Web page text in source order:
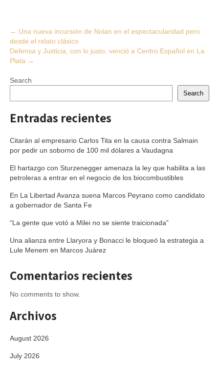
Post
navigation
← Una nueva incursión de Nolan en el espectacularidad pero
desde el relato clásico
Defensa y Justicia, con lo justo, venció a Centro Español en La
Plata →
Search
Search
Entradas recientes
Citarán al empresario Carlos Tita en la causa contra Salmain
por pedir un soborno de 100 mil dólares a Vaudagna
El hartazgo con Sturzenegger amenaza la ley que habilita a las
petroleras a entrar en el negocio de los biocombustibles
En La Libertad Avanza suena Marcos Peyrano como candidato
a gobernador de Santa Fe
“La gente que votó a Milei no se siente traicionada”
Una alianza entre Llaryora y Bonacci le bloqueó la estrategia a
Lule Menem en Marcos Juárez
Comentarios recientes
No comments to show.
Archivos
August 2026
July 2026